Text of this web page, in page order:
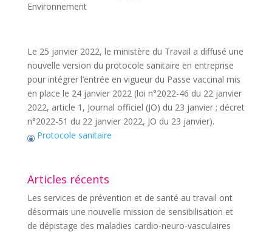
Environnement
Le 25 janvier 2022, le ministère du Travail a diffusé une
nouvelle version du protocole sanitaire en entreprise
pour intégrer l’entrée en vigueur du Passe vaccinal mis
en place le 24 janvier 2022 (loi n°2022-46 du 22 janvier
2022, article 1, Journal officiel (JO) du 23 janvier ; décret
n°2022-51 du 22 janvier 2022, JO du 23 janvier).
Protocole sanitaire
Articles récents
Les services de prévention et de santé au travail ont
désormais une nouvelle mission de sensibilisation et
de dépistage des maladies cardio-neuro-vasculaires